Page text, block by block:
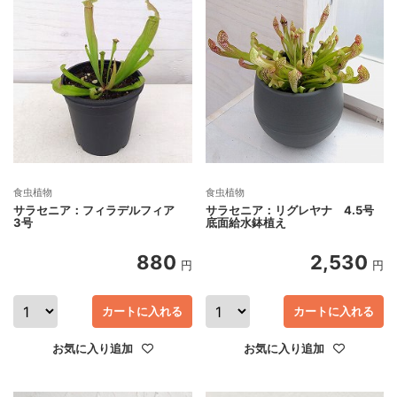
食虫植物
サラセニア：フィラデルフィア
3号
880 円
カートに入れる
お気に入り追加
食虫植物
サラセニア：リグレヤナ 4.5号
底面給水鉢植え
2,530 円
カートに入れる
お気に入り追加